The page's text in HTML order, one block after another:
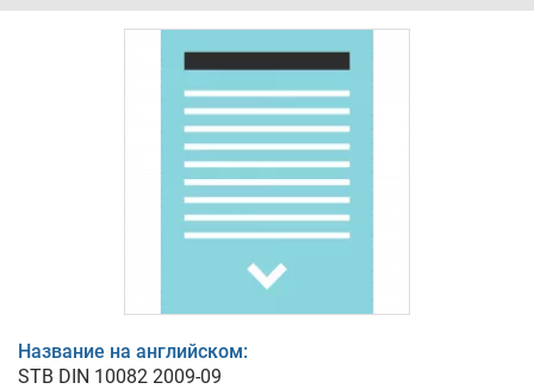
Название на английском:
STB DIN 10082 2009-09